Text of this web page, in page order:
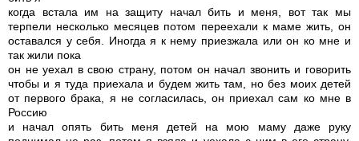
когда встала им на защиту начал бить и меня, вот так мы
терпели несколько месяцев потом переехали к маме жить, он
оставался у себя. Иногда я к нему приезжала или он ко мне и
так жили пока
он не уехал в свою страну, потом он начал звонить и говорить
чтобы и я туда приехала и будем жить там, но без моих детей
от первого брака, я не согласилась, он приехал сам ко мне в
Россию
и начал опять бить меня детей на мою маму даже руку